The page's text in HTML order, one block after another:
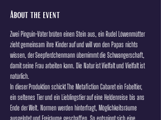
About the event
Zwei Pinguin-Väter brüten einen Stein aus, ein Rudel Löwenmütter
zieht gemeinsam ihre Kinder auf und will von den Papas nichts
wissen, der Seepferdchenmann übernimmt die Schwangerschaft,
damit seine Frau arbeiten kann. Die Natur ist Vielfalt und Vielfalt ist
natürlich.
In dieser Produktion schickt The Metafiction Cabaret ein Fabeltier,
ein seltenes Tier und ein Lieblingstier auf eine Heldenreise bis ans
Ende der Welt. Normen werden hinterfragt, Möglichkeitsräume
ausgelotet und Freiräume geschaffen. So entspinnt sich eine